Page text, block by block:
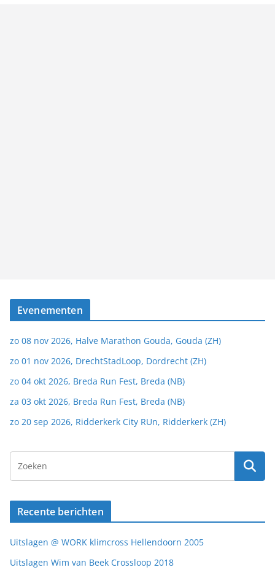
Evenementen
zo 08 nov 2026, Halve Marathon Gouda, Gouda (ZH)
zo 01 nov 2026, DrechtStadLoop, Dordrecht (ZH)
zo 04 okt 2026, Breda Run Fest, Breda (NB)
za 03 okt 2026, Breda Run Fest, Breda (NB)
zo 20 sep 2026, Ridderkerk City RUn, Ridderkerk (ZH)
Recente berichten
Uitslagen @ WORK klimcross Hellendoorn 2005
Uitslagen Wim van Beek Crossloop 2018